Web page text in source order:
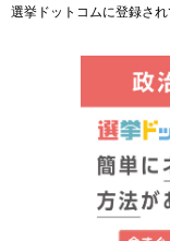
選挙ドットコムに登録さ